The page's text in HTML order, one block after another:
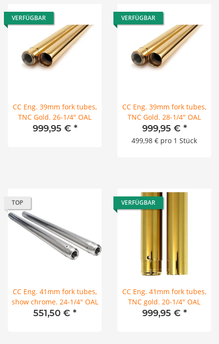
VERFÜGBAR
CC Eng. 39mm fork tubes,
TNC Gold. 26-1/4" OAL
999,95 € *
VERFÜGBAR
CC Eng. 39mm fork tubes,
TNC Gold. 28-1/4" OAL
999,95 € *
499,98 € pro 1 Stück
TOP
CC Eng. 41mm fork tubes,
show chrome. 24-1/4" OAL
551,50 € *
VERFÜGBAR
CC Eng. 41mm fork tubes,
TNC gold. 20-1/4" OAL
999,95 € *